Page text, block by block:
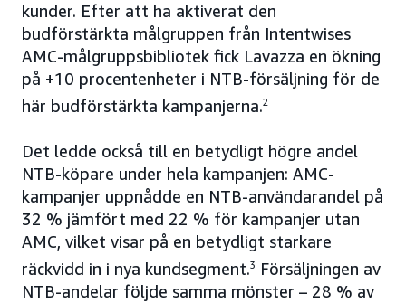
kunder. Efter att ha aktiverat den
budförstärkta målgruppen från Intentwises
AMC-målgruppsbibliotek fick Lavazza en ökning
på +10 procentenheter i NTB-försäljning för de
här budförstärkta kampanjerna.2
Det ledde också till en betydligt högre andel
NTB-köpare under hela kampanjen: AMC-
kampanjer uppnådde en NTB-användarandel på
32 % jämfört med 22 % för kampanjer utan
AMC, vilket visar på en betydligt starkare
räckvidd in i nya kundsegment.3
Försäljningen av
NTB-andelar följde samma mönster – 28 % av